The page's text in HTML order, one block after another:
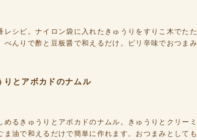
シピ。ナイロン袋に入れたきゅうりをすりこ木でたた
んりで酢と豆板醤で和えるだけ。ピリ辛味でおつまみ
とアボカドのナムル
るきゅうりとアボカドのナムル。きゅうりとクリーミ
油で和えるだけで簡単に作れます。おつまみとしても